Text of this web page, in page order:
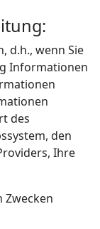
d.h., wenn Sie
Informationen
des
den
Ihre
Zwecken